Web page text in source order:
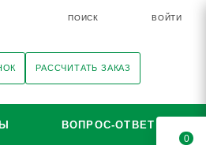
ПОИСК ВОЙТИ
РАССЧИТАТЬ ЗАКАЗ
ВОПРОС-ОТВЕТ
0